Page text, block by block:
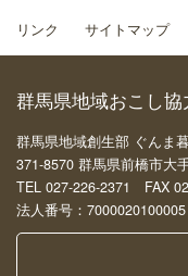
リンク サイトマップ
群馬県地域おこし協
群馬県地域創生部 ぐんま
371-8570 群馬県前橋市大
TEL 027-226-2371 FAX
法人番号：7000020100005